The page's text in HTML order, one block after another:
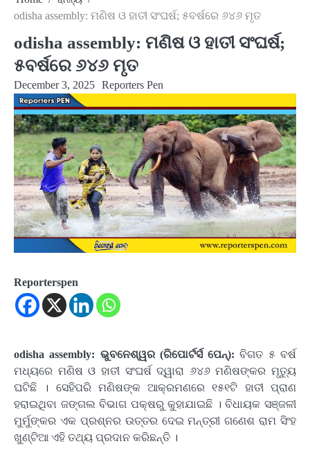
odisha assembly: ମଣିଷ ଓ ହାତୀ ସଂଘର୍ଷ; ୫ବର୍ଷରେ ୬୪୬ ମୃତ
odisha assembly: ମଣିଷ ଓ ହାତୀ ସଂଘର୍ଷ;
୫ବର୍ଷରେ ୬୪୬ ମୃତ
December 3, 2025 Reporters Pen
Reporterspen
odisha assembly: ଭୁବନେଶ୍ୱର (ରିପୋର୍ଟର୍ସ ପେନ୍‌): ବିଗତ ୫ ବର୍ଷ
ମଧ୍ୟରେ ମଣିଷ ଓ ହାତୀ ସଂଘର୍ଷ ଦ୍ୱାରା ୬୪୬ ମଣିଷଙ୍କର ମୃତ୍ୟୁ
ଘଟିଛି । ସେହିପରି ମଣିଷଙ୍କ ଆକ୍ରମଣରେ ୧୫୧ଟି ହାତୀ ପ୍ରାଣ
ହରାଇଥିବା ଜଙ୍ଗଲ ବିଭାଗ ପକ୍ଷରୁ କୁହାଯାଇଛି । ବିଧାୟକ ସଞ୍ଜଳୀ
ମୁର୍ମୁଙ୍କର ଏକ ପ୍ରଶ୍ନର ଉତ୍ତର ଦେଇ ମନ୍ତ୍ରୀ ଗଣେଶ ରାମ ସିଂହ
ଖୁଣ୍ଟିଆ ଏହି ତଥ୍ୟ ପ୍ରଦାନ କରିଛନ୍ତି ।